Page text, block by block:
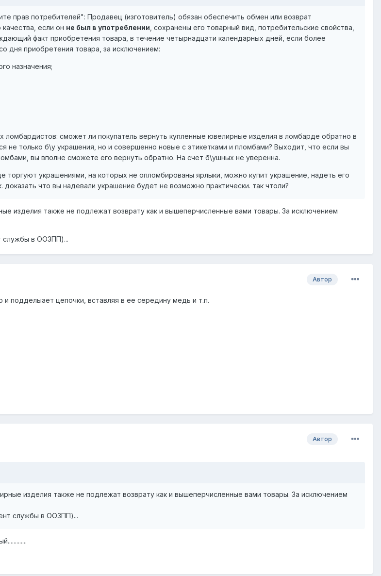
прав потребителей": Продавец (изготовитель) обязан обеспечить обмен или возврат
если он не был в употреблении , сохранены его товарный вид, потребительские свойства,
факт приобретения товара, в течение четырнадцати календарных дней, если более
дня приобретения товара, за исключением:
назначения;
ломбардистов: сможет ли покупатель вернуть купленные ювелирные изделия в ломбарде обратно в
не только б\у украшения, но и совершенно новые с этикетками и пломбами? Выходит, что если вы
вы вполне сможете его вернуть обратно. На счет б\ушных не уверенна.
торгуют украшениями, на которых не опломбированы ярлыки, можно купит украшение, надеть его
доказать что вы надевали украшение будет не возможно практически. так чтоли?
изделия также не подлежат возврату как и вышеперчисленные вами товары. За исключением
службы в ООЗПП)...
Автор
подделыает цепочки, вставляя в ее середину медь и т.п.
Автор
изделия также не подлежат возврату как и вышеперчисленные вами товары. За исключением
службы в ООЗПП)...